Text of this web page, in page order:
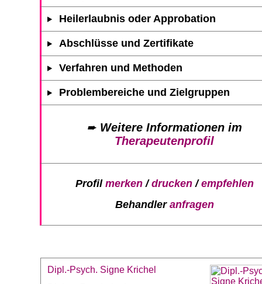
Heilerlaubnis oder Approbation
Abschlüsse und Zertifikate
Verfahren und Methoden
Problembereiche und Zielgruppen
➨ Weitere Informationen im
Therapeutenprofil
Profil merken/drucken/empfehlen
Behandler anfragen
Dipl.-Psych. Signe Krichel